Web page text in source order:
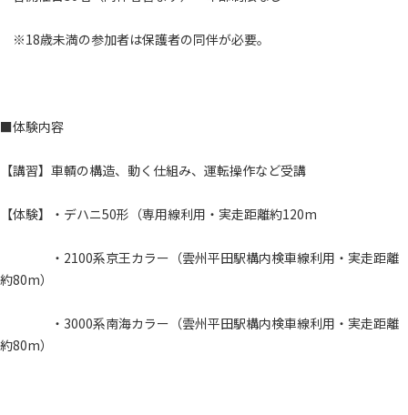
※18歳未満の参加者は保護者の同伴が必要。
■体験内容
【講習】車輌の構造、動く仕組み、運転操作など受講
【体験】・デハニ50形（専用線利用・実走距離約120m
・2100系京王カラー（雲州平田駅構内検車線利用・実走距離
約80m）
・3000系南海カラー（雲州平田駅構内検車線利用・実走距離
約80m）